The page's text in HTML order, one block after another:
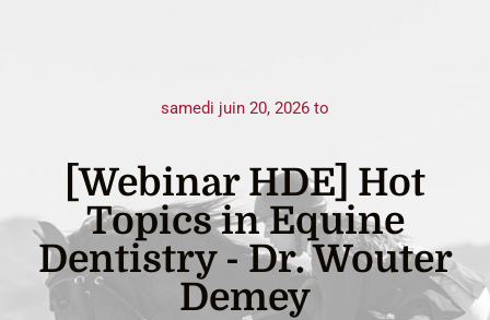
samedi juin 20, 2026 to
[Webinar HDE] Hot
Topics in Equine
Dentistry - Dr. Wouter
Demey